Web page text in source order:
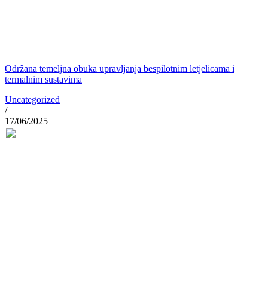
Održana temeljna obuka upravljanja bespilotnim letjelicama i
termalnim sustavima
Uncategorized
/
17/06/2025